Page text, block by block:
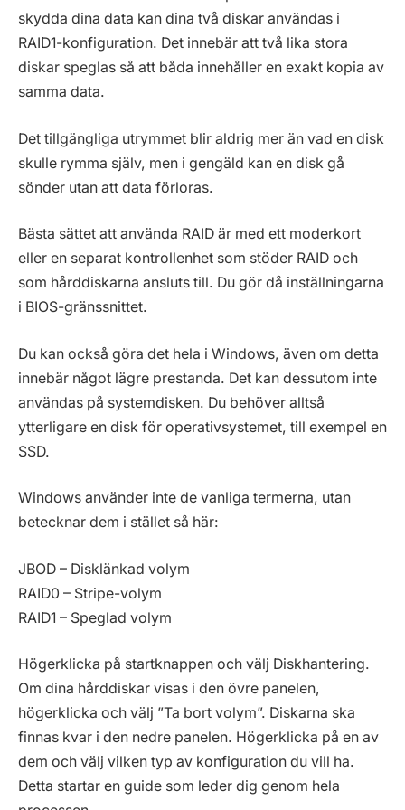
skydda dina data kan dina två diskar användas i
RAID1-konfiguration. Det innebär att två lika stora
diskar speglas så att båda innehåller en exakt kopia av
samma data.
Det tillgängliga utrymmet blir aldrig mer än vad en disk
skulle rymma själv, men i gengäld kan en disk gå
sönder utan att data förloras.
Bästa sättet att använda RAID är med ett moderkort
eller en separat kontrollenhet som stöder RAID och
som hårddiskarna ansluts till. Du gör då inställningarna
i BIOS-gränssnittet.
Du kan också göra det hela i Windows, även om detta
innebär något lägre prestanda. Det kan dessutom inte
användas på systemdisken. Du behöver alltså
ytterligare en disk för operativsystemet, till exempel en
SSD.
Windows använder inte de vanliga termerna, utan
betecknar dem i stället så här:
JBOD – Disklänkad volym
RAID0 – Stripe-volym
RAID1 – Speglad volym
Högerklicka på startknappen och välj Diskhantering.
Om dina hårddiskar visas i den övre panelen,
högerklicka och välj ”Ta bort volym”. Diskarna ska
finnas kvar i den nedre panelen. Högerklicka på en av
dem och välj vilken typ av konfiguration du vill ha.
Detta startar en guide som leder dig genom hela